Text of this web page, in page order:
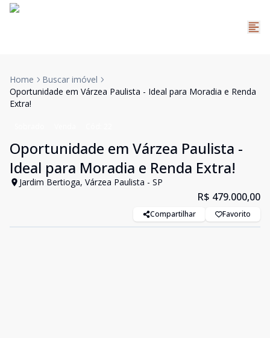
Home
Buscar imóvel
Oportunidade em Várzea Paulista - Ideal para Moradia e Renda
Extra!
Oportunidade em Várzea Paulista -
Ideal para Moradia e Renda Extra!
Jardim Bertioga, Várzea Paulista - SP
R$ 479.000,00
Compartilhar Favorito